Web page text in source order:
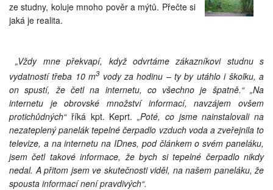
ze studny, koluje mnoho pověr a mýtů. Přečte si
jaká je realita.
„Vždy mne překvapí, když odvrtáme zákazníkovi studnu s
vydatností třeba 10 m3vody za hodinu – ty by utáhlo i školku, a
on spustí, že četl na internetu, co všechno je špatně.“ „Na
internetu je obrovské množství informací, navzájem ovšem
protichůdných“říká kpt. Keprt. „Poté, co jsme nainstalovali na
nezateplený panelák tepelné čerpadlo vzduch voda a zveřejnila to
televize, a na internetu na IDnes, pod článkem o svém paneláku,
jsem četl takové informace, že bych si tepelné čerpadlo nikdy
nedal. A přitom jsem ve skutečnosti viděl, na našem paneláku, že
spousta informací není pravdivých“.